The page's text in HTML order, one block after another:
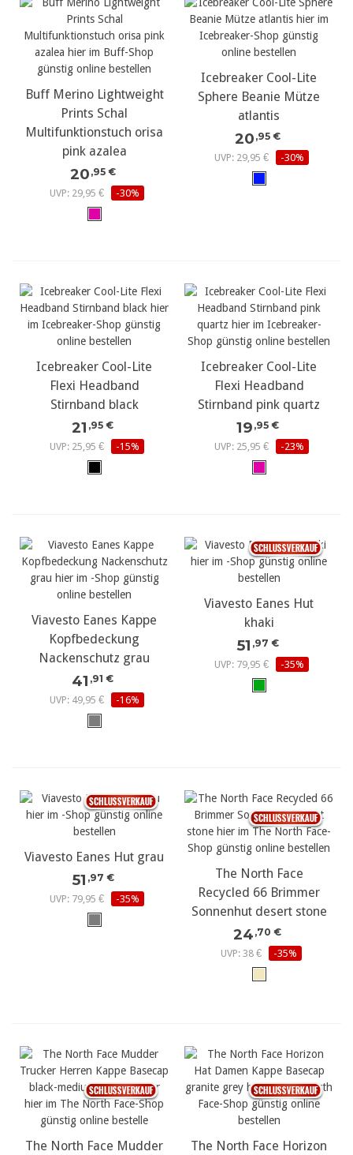
Buff Merino Lightweight
Prints Schal
Multifunktionstuch orisa
pink azalea
20 ,95 €
UVP: 29,95 €
-30%
Icebreaker Cool-Lite
Sphere Beanie Mütze
atlantis
20 ,95 €
UVP: 29,95 €
-30%
Icebreaker Cool-Lite
Flexi Headband
Stirnband black
21 ,95 €
UVP: 25,95 €
-15%
Icebreaker Cool-Lite
Flexi Headband
Stirnband pink quartz
19 ,95 €
UVP: 25,95 €
-23%
Viavesto Eanes Kappe
Kopfbedeckung
Nackenschutz grau
41 ,91 €
UVP: 49,95 €
-16%
Viavesto Eanes Hut
khaki
51 ,97 €
UVP: 79,95 €
-35%
Viavesto Eanes Hut grau
51 ,97 €
UVP: 79,95 €
-35%
The North Face
Recycled 66 Brimmer
Sonnenhut desert stone
24 ,70 €
UVP: 38 €
-35%
The North Face Mudder
The North Face Horizon